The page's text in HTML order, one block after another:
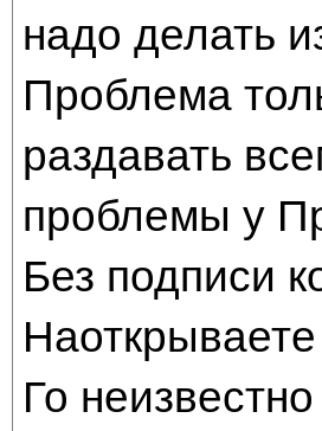
надо делать
Проблема
раздавать
проблемы у
Без подписи
Го